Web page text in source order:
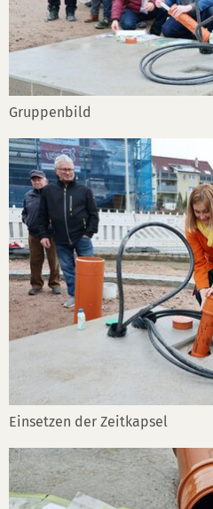
Gruppenbild
Einsetzen der Zeitkapsel